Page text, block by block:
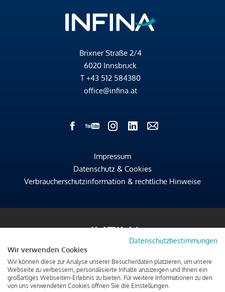
Brixner Straße 2/4
6020 Innsbruck
T +43 512 584380
office@infina.at
Impressum
Datenschutz & Cookies
Verbraucherschutzinformation & rechtliche Hinweise
Datenschutzbestimmungen
Wir verwenden Cookies
Wir können diese zur Analyse unserer Besucherdaten platzieren, um unsere
Webseite zu verbessern, personalisierte Inhalte anzuzeigen und Ihnen ein
großartiges Webseiten-Erlebnis zu bieten. Für weitere Informationen zu den
von uns verwendeten Cookies öffnen Sie die Einstellungen.